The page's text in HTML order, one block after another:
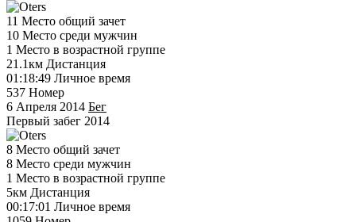
11 Место общий зачет
10 Место среди мужчин
1 Место в возрастной группе
21.1км Дистанция
01:18:49 Личное время
537 Номер
6 Апреля 2014 Бег
Первый забег 2014
8 Место общий зачет
8 Место среди мужчин
1 Место в возрастной группе
5км Дистанция
00:17:01 Личное время